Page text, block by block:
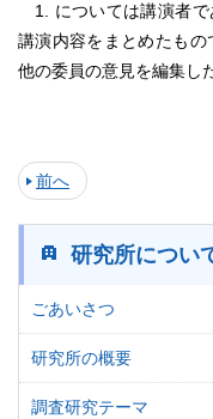
1. については講演者で
講演内容をまとめたも
他の委員の意見を編集し
前へ
研究所につい
ごあいさつ
研究所の概要
調査研究テーマ